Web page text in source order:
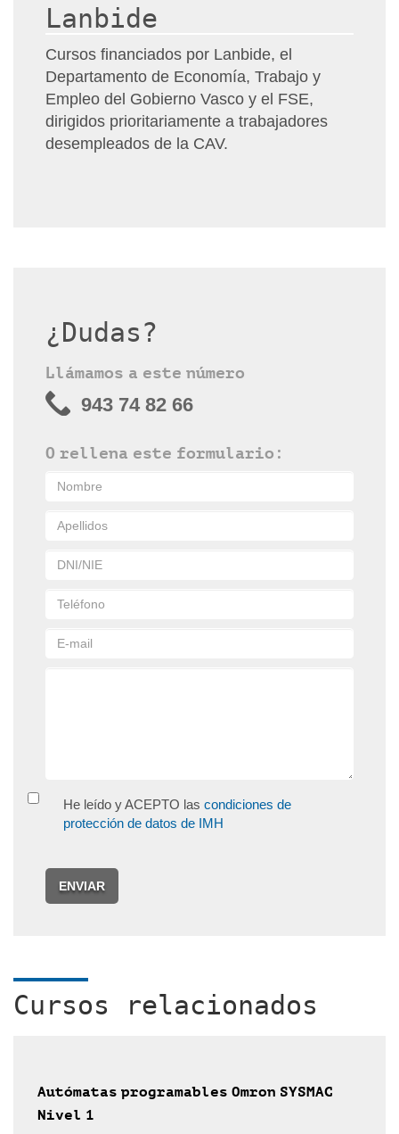
Lanbide
Cursos financiados por Lanbide, el
Departamento de Economía, Trabajo y
Empleo del Gobierno Vasco y el FSE,
dirigidos prioritariamente a trabajadores
desempleados de la CAV.
¿Dudas?
Llámamos a este número
943 74 82 66
O rellena este formulario:
He leído y ACEPTO las condiciones de
protección de datos de IMH
ENVIAR
Cursos relacionados
Autómatas programables Omron SYSMAC
Nivel 1